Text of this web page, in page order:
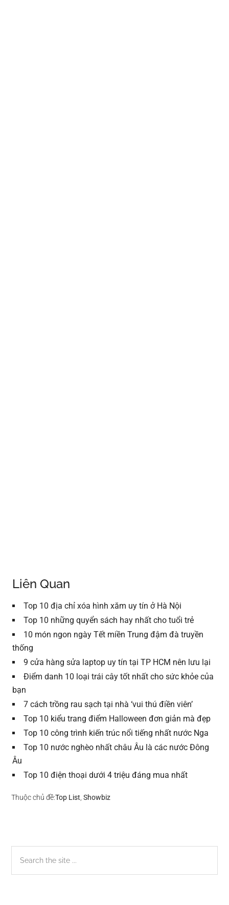
Liên Quan
Top 10 địa chỉ xóa hình xăm uy tín ở Hà Nội
Top 10 những quyển sách hay nhất cho tuổi trẻ
10 món ngon ngày Tết miền Trung đậm đà truyền
thống
9 cửa hàng sửa laptop uy tín tại TP HCM nên lưu lại
Điểm danh 10 loại trái cây tốt nhất cho sức khỏe của
bạn
7 cách trồng rau sạch tại nhà ‘vui thú điền viên’
Top 10 kiểu trang điểm Halloween đơn giản mà đẹp
Top 10 công trình kiến trúc nổi tiếng nhất nước Nga
Top 10 nước nghèo nhất châu Âu là các nước Đông
Âu
Top 10 điện thoại dưới 4 triệu đáng mua nhất
Thuộc chủ đề:Top List ,Showbiz
Sidebar
chính
the